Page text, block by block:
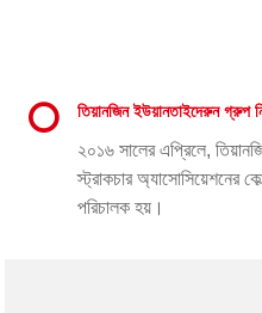
তিয়ানজিন ইউয়ানতাইদেরুন গ্রুপ
২০১৬ সালের এপ্রিলে,
স্ট্রাকচার অ্যাসোসিয়েশনের
পরিচালক হয়।